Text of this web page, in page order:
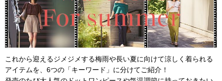
これから迎えるジメジメする梅雨や長い夏に向けて涼しく着られる
アイテムを、6つの「キーワード」に分けてご紹介！